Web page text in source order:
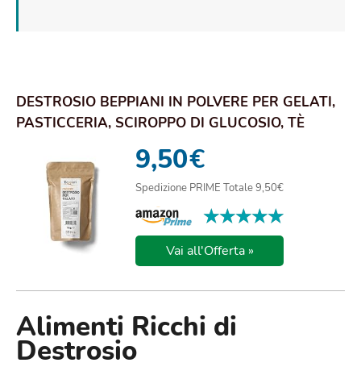
DESTROSIO BEPPIANI IN POLVERE PER GELATI,
PASTICCERIA, SCIROPPO DI GLUCOSIO, TÈ
9,50€
Spedizione PRIME Totale 9,50€
★★★★★
★★★★★
Vai all'Offerta »
Alimenti Ricchi di
Destrosio